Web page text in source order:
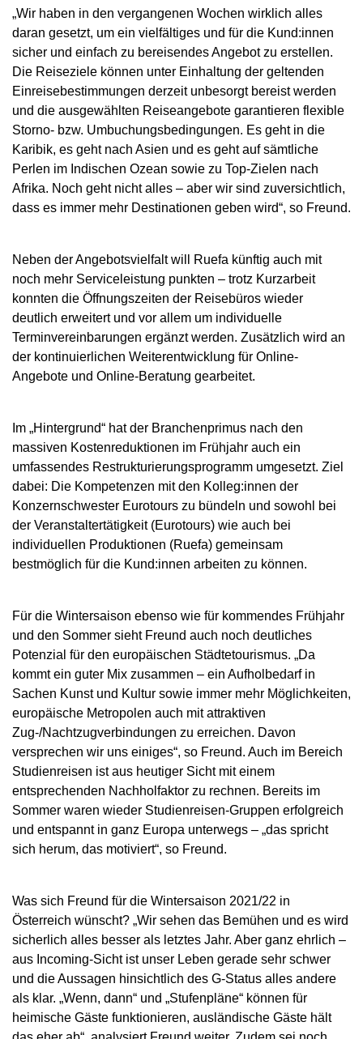
„Wir haben in den vergangenen Wochen wirklich alles
daran gesetzt, um ein vielfältiges und für die Kund:innen
sicher und einfach zu bereisendes Angebot zu erstellen.
Die Reiseziele können unter Einhaltung der geltenden
Einreisebestimmungen derzeit unbesorgt bereist werden
und die ausgewählten Reiseangebote garantieren flexible
Storno- bzw. Umbuchungsbedingungen. Es geht in die
Karibik, es geht nach Asien und es geht auf sämtliche
Perlen im Indischen Ozean sowie zu Top-Zielen nach
Afrika. Noch geht nicht alles – aber wir sind zuversichtlich,
dass es immer mehr Destinationen geben wird“, so Freund.
Neben der Angebotsvielfalt will Ruefa künftig auch mit
noch mehr Serviceleistung punkten – trotz Kurzarbeit
konnten die Öffnungszeiten der Reisebüros wieder
deutlich erweitert und vor allem um individuelle
Terminvereinbarungen ergänzt werden. Zusätzlich wird an
der kontinuierlichen Weiterentwicklung für Online-
Angebote und Online-Beratung gearbeitet.
Im „Hintergrund“ hat der Branchenprimus nach den
massiven Kostenreduktionen im Frühjahr auch ein
umfassendes Restrukturierungsprogramm umgesetzt. Ziel
dabei: Die Kompetenzen mit den Kolleg:innen der
Konzernschwester Eurotours zu bündeln und sowohl bei
der Veranstaltertätigkeit (Eurotours) wie auch bei
individuellen Produktionen (Ruefa) gemeinsam
bestmöglich für die Kund:innen arbeiten zu können.
Für die Wintersaison ebenso wie für kommendes Frühjahr
und den Sommer sieht Freund auch noch deutliches
Potenzial für den europäischen Städtetourismus. „Da
kommt ein guter Mix zusammen – ein Aufholbedarf in
Sachen Kunst und Kultur sowie immer mehr Möglichkeiten,
europäische Metropolen auch mit attraktiven
Zug-/Nachtzugverbindungen zu erreichen. Davon
versprechen wir uns einiges“, so Freund. Auch im Bereich
Studienreisen ist aus heutiger Sicht mit einem
entsprechenden Nachholfaktor zu rechnen. Bereits im
Sommer waren wieder Studienreisen-Gruppen erfolgreich
und entspannt in ganz Europa unterwegs – „das spricht
sich herum, das motiviert“, so Freund.
Was sich Freund für die Wintersaison 2021/22 in
Österreich wünscht? „Wir sehen das Bemühen und es wird
sicherlich alles besser als letztes Jahr. Aber ganz ehrlich –
aus Incoming-Sicht ist unser Leben gerade sehr schwer
und die Aussagen hinsichtlich des G-Status alles andere
als klar. „Wenn, dann“ und „Stufenpläne“ können für
heimische Gäste funktionieren, ausländische Gäste hält